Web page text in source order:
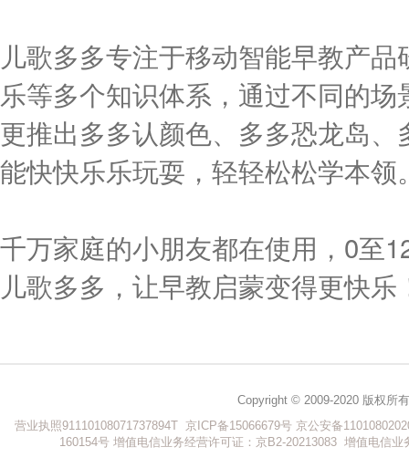
儿歌多多专注于移动智能早教产
乐等多个知识体系，通过不同的
更推出多多认颜色、多多恐龙岛
能快快乐乐玩耍，轻轻松松学本领
千万家庭的小朋友都在使用，0至
儿歌多多，让早教启蒙变得更快乐
Copyright © 2009-2020 版权所
营业执照91110108071737894T 京ICP备15066679号 京公安备
160154号 增值电信业务经营许可证：京B2-20213083 增值电信业